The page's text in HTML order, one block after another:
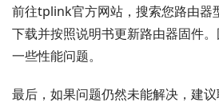
前往tplink官方网站，搜索您路由器
下载并按照说明书更新路由器固件
一些性能问题。
最后，如果问题仍然未能解决，建